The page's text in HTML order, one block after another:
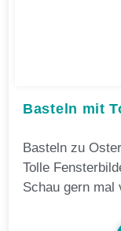
Basteln mit
Basteln zu
Tolle
Schau gern mal